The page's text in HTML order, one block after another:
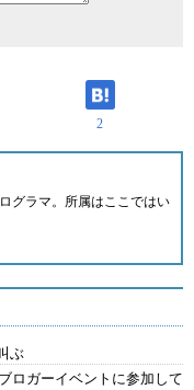
2
グラマ。所属はここではい
ぶ
ロガーイベントに参加して